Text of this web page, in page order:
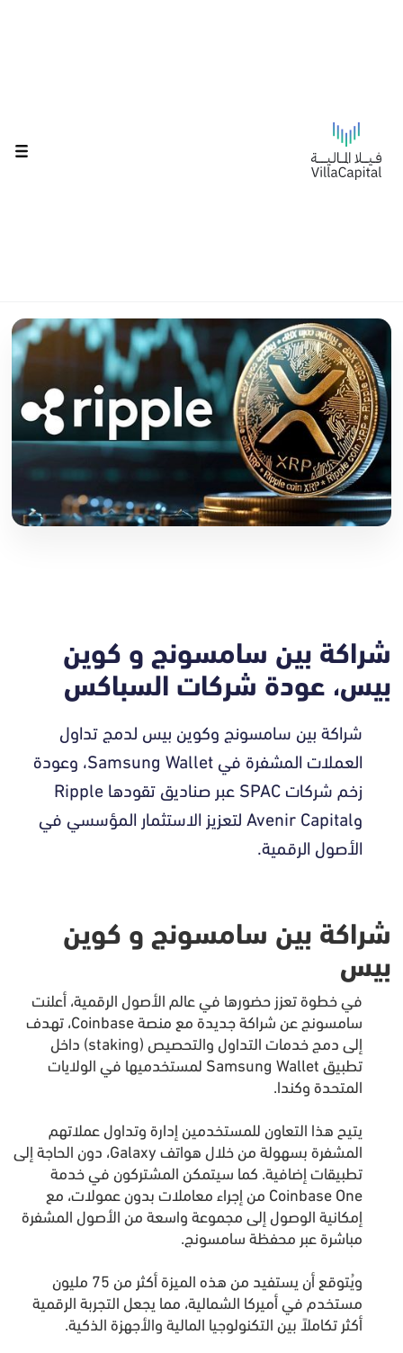
شراكة بين سامسونج و كوين
بيس، عودة شركات السباكس
شراكة بين سامسونج وكوين بيس لدمج تداول
العملات المشفرة في Samsung Wallet، وعودة
زخم شركات SPAC عبر صناديق تقودها Ripple
وAvenir Capital لتعزيز الاستثمار المؤسسي في
الأصول الرقمية.
شراكة بين سامسونج و كوين
بيس
في خطوة تعزز حضورها في عالم الأصول الرقمية، أعلنت
سامسونج عن شراكة جديدة مع منصة Coinbase، تهدف
إلى دمج خدمات التداول والتحصيص (staking) داخل
تطبيق Samsung Wallet لمستخدميها في الولايات
المتحدة وكندا.
يتيح هذا التعاون للمستخدمين إدارة وتداول عملاتهم
المشفرة بسهولة من خلال هواتف Galaxy، دون الحاجة إلى
تطبيقات إضافية. كما سيتمكن المشتركون في خدمة
Coinbase One من إجراء معاملات بدون عمولات، مع
إمكانية الوصول إلى مجموعة واسعة من الأصول المشفرة
مباشرة عبر محفظة سامسونج.
ويُتوقع أن يستفيد من هذه الميزة أكثر من 75 مليون
مستخدم في أميركا الشمالية، مما يجعل التجربة الرقمية
أكثر تكاملاً بين التكنولوجيا المالية والأجهزة الذكية.